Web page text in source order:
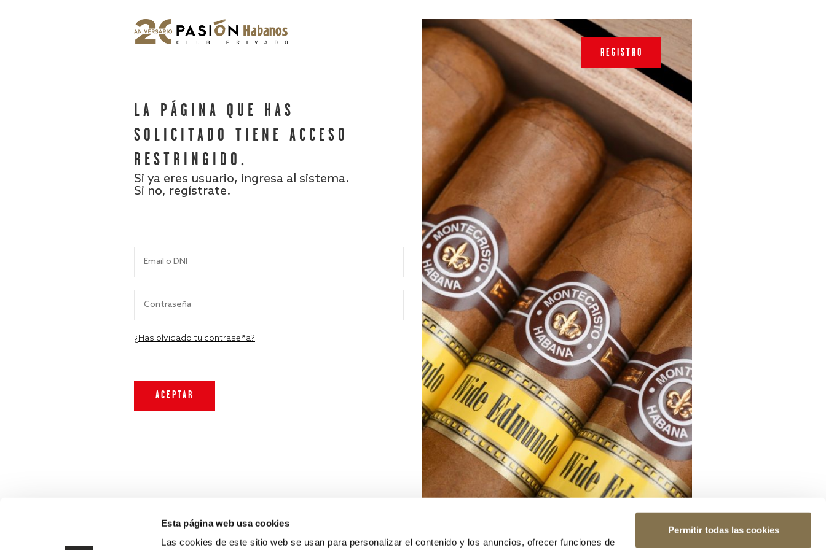
Esta página web usa cookies
Las cookies de este sitio web se usan para personalizar el contenido y los anuncios, ofrecer funciones de
Permitir todas las cookies
LA PÁGINA QUE HAS
SOLICITADO TIENE ACCESO
RESTRINGIDO.
Si ya eres usuario, ingresa al sistema.
Si no, regístrate.
¿Has olvidado tu contraseña?
REGISTRO